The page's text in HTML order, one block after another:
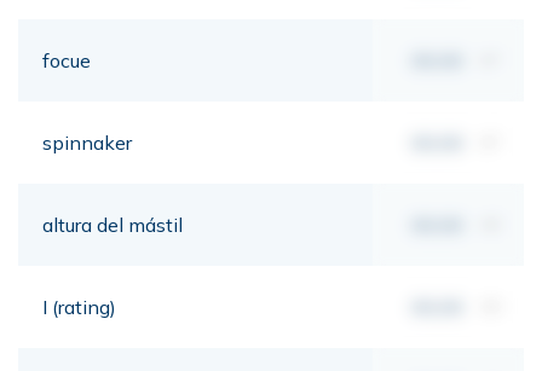
focue
spinnaker
altura del mástil
I (rating)